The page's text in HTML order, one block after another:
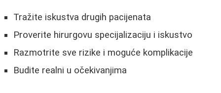
Tražite iskustva drugih pacijenata
Proverite hirurgovu specijalizaciju i iskustvo
Razmotrite sve rizike i moguće komplikacije
Budite realni u očekivanjima